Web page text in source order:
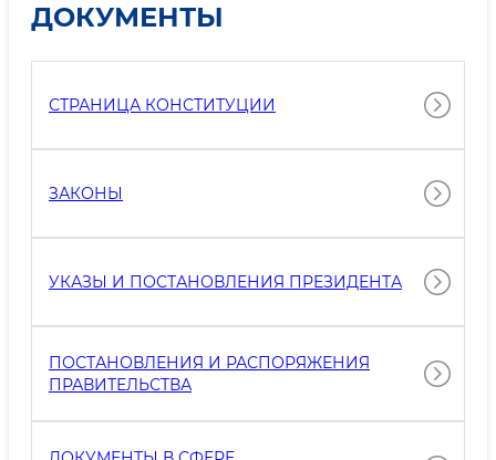
ДОКУМЕНТЫ
СТРАНИЦА КОНСТИТУЦИИ
ЗАКОНЫ
УКАЗЫ И ПОСТАНОВЛЕНИЯ ПРЕЗИДЕНТА
ПОСТАНОВЛЕНИЯ И РАСПОРЯЖЕНИЯ
ПРАВИТЕЛЬСТВА